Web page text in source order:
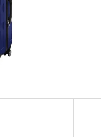
KIS MÉRETŰ